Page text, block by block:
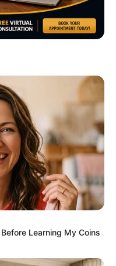
Here's What We
Learning My Coins